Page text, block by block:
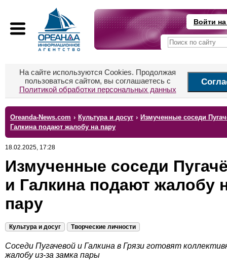
Войти
На сайте используются Cookies. Продолжая
пользоваться сайтом, вы соглашаетесь с
Политикой обработки персональных данных
Oreanda-News.com › Культура и досуг › Измученные соседи
Галкина подают жалобу на пару
18.02.2025, 17:28
Измученные соседи
и Галкина подают жалобу
пару
Культура и досуг Творческие личности
Соседи Пугачевой и Галкина в Грязи готовят
жалобу из-за замка пары